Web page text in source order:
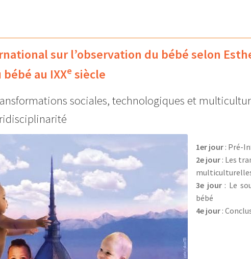
sur l’observation du bébé selon
au IXXe siècle
sociales, technologiques et
1er jour : Pré-
2e jour : Les
3e jour: Le
bébé
4e jour :